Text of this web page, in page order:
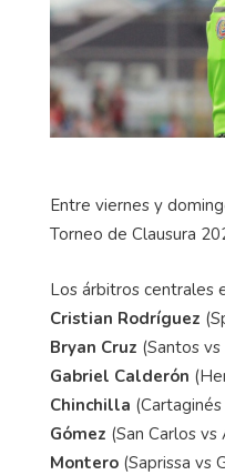
Entre viernes y
Torneo de Clausura
Los árbitros centrales
Cristian Rodríguez
Bryan Cruz (Santos
Gabriel Calderón
Chinchilla
Gómez (San Carlos
Montero (Saprissa vs